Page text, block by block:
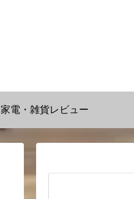
家電・雑貨レビュー